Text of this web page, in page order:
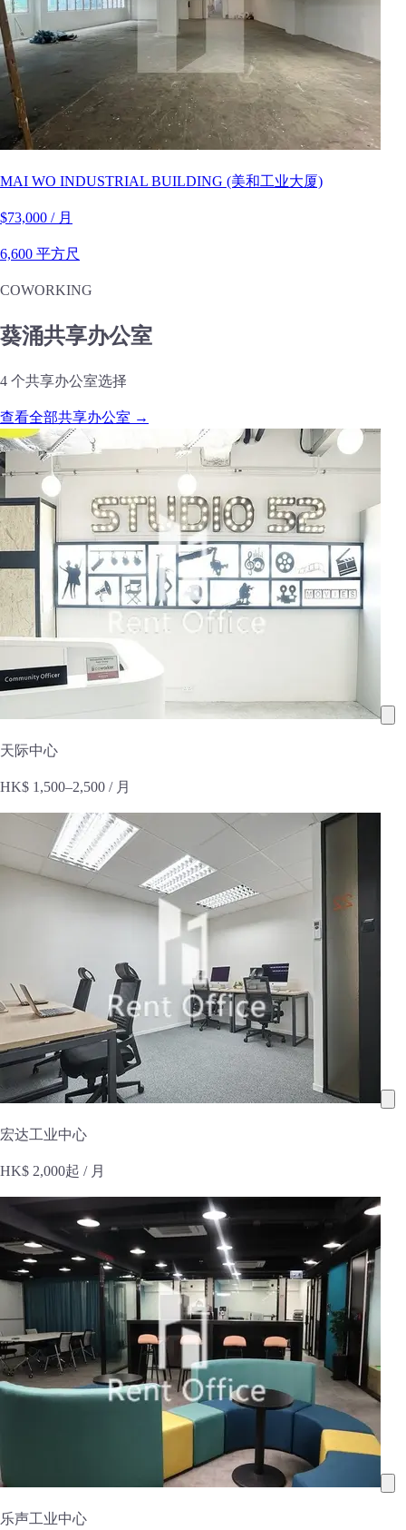
MAI WO INDUSTRIAL BUILDING (美和工业大厦)
$73,000 / 月
6,600 平方尺
COWORKING
葵涌共享办公室
4 个共享办公室选择
查看全部共享办公室 →
天际中心
HK$ 1,500–2,500 / 月
宏达工业中心
HK$ 2,000起 / 月
乐声工业中心